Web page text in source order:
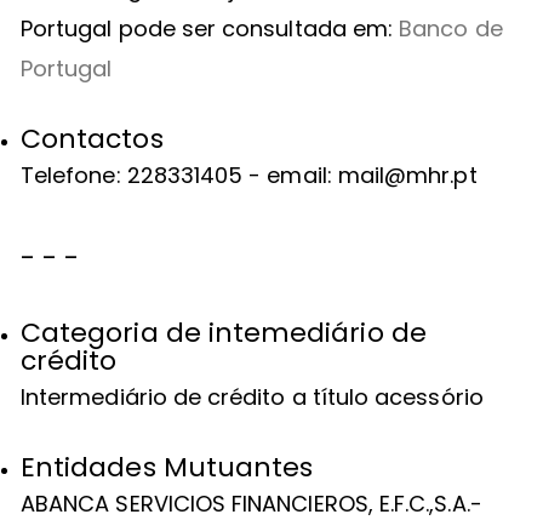
Portugal pode ser consultada em: Banco de
Portugal
Contactos
Telefone: 228331405 - email: mail@mhr.pt
- - -
Categoria de intemediário de
crédito
Intermediário de crédito a título acessório
Entidades Mutuantes
ABANCA SERVICIOS FINANCIEROS, E.F.C.,S.A.-